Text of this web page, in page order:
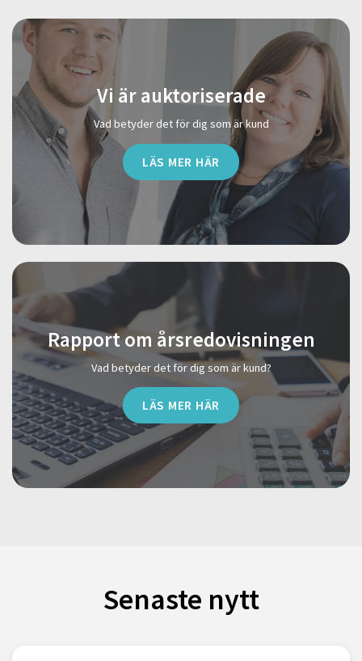
Vi är auktoriserade
Vad betyder det för dig som är kund
LÄS MER HÄR
Rapport om årsredovisningen
Vad betyder det för dig som är kund?
LÄS MER HÄR
Senaste nytt